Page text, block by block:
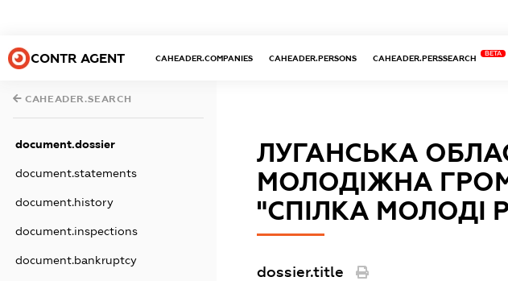
CONTR AGENT CAHEADER.COMPANIES CAHEADER.PERSONS CAHEADER.PERSSEARCH
BETA
CAHEADER.SEARCH
document.dossier
document.statements
document.history
document.inspections
document.bankruptcy
ЛУГАНСЬКА
МОЛОДІЖНА
"СПІЛКА МОЛОДІ
dossier.title